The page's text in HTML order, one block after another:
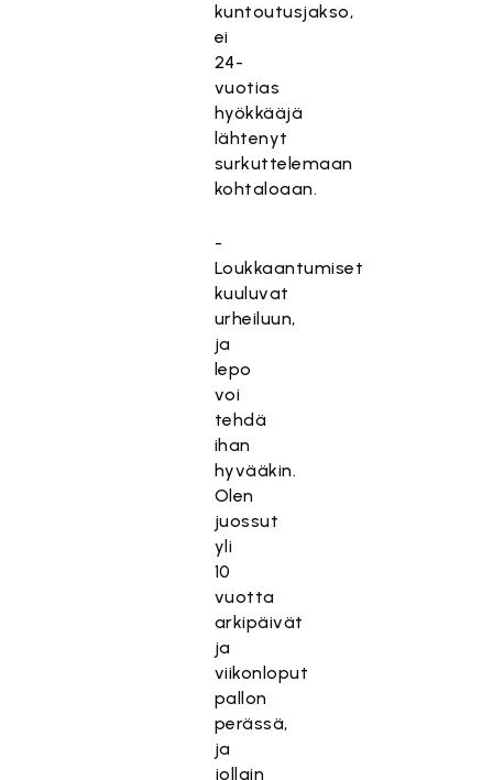
kuntoutusjakso,
ei
24-
vuotias
hyökkääjä
lähtenyt
surkuttelemaan
kohtaloaan.
-
Loukkaantumiset
kuuluvat
urheiluun,
ja
lepo
voi
tehdä
ihan
hyvääkin.
Olen
juossut
yli
10
vuotta
arkipäivät
ja
viikonloput
pallon
perässä,
ja
jollain